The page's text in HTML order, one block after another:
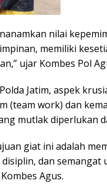
nilai
memiliki
ujar Kombes Pol
Jatim, aspek
(team work) dan
mutlak diperlukan
giat ini adalah
dan semangat
Agus.